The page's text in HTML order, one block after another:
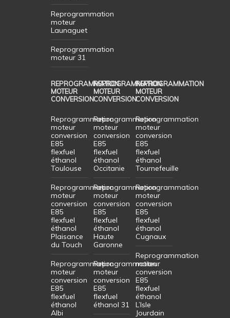
Reprogrammation
moteur
Launaguet
Reprogrammation
moteur 31
REPROGRAMMATION
MOTEUR
CONVERSION
Reprogrammation
moteur
conversion
E85
flexfuel
éthanol
Toulouse
Reprogrammation
moteur
conversion
E85
flexfuel
éthanol
Plaisance
du Touch
Reprogrammation
moteur
conversion
E85
flexfuel
éthanol
Albi
REPROGRAMMATION
MOTEUR
CONVERSION
Reprogrammation
moteur
conversion
E85
flexfuel
éthanol
Occitanie
Reprogrammation
moteur
conversion
E85
flexfuel
éthanol
Haute
Garonne
Reprogrammation
moteur
conversion
E85
flexfuel
éthanol 31
REPROGRAMMATION
MOTEUR
CONVERSION
Reprogrammation
moteur
conversion
E85
flexfuel
éthanol
Tournefeuille
Reprogrammation
moteur
conversion
E85
flexfuel
éthanol
Cugnaux
Reprogrammation
moteur
conversion
E85
flexfuel
éthanol
L’Isle
Jourdain